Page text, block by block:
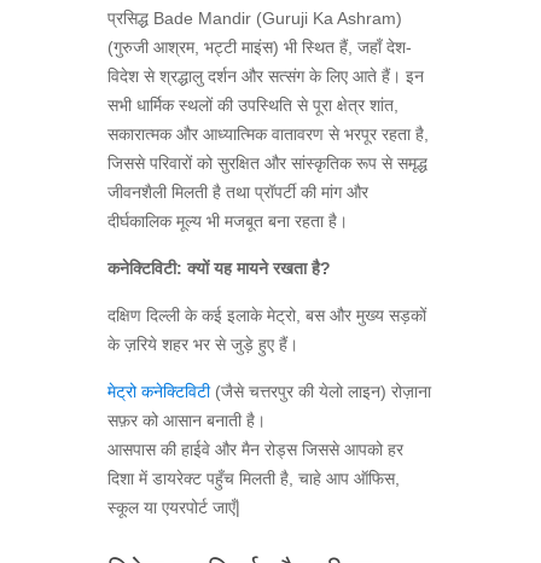
प्रसिद्ध Bade Mandir (Guruji Ka Ashram)
(गुरुजी आश्रम, भट्टी माइंस) भी स्थित हैं, जहाँ देश-
विदेश से श्रद्धालु दर्शन और सत्संग के लिए आते हैं। इन
सभी धार्मिक स्थलों की उपस्थिति से पूरा क्षेत्र शांत,
सकारात्मक और आध्यात्मिक वातावरण से भरपूर रहता है,
जिससे परिवारों को सुरक्षित और सांस्कृतिक रूप से समृद्ध
जीवनशैली मिलती है तथा प्रॉपर्टी की मांग और
दीर्घकालिक मूल्य भी मजबूत बना रहता है।
कनेक्टिविटी: क्यों यह मायने रखता है?
दक्षिण दिल्ली के कई इलाके मेट्रो, बस और मुख्य सड़कों
के ज़रिये शहर भर से जुड़े हुए हैं।
मेट्रो कनेक्टिविटी(जैसे चत्तरपुर की येलो लाइन) रोज़ाना
सफ़र को आसान बनाती है।
आसपास की हाईवे और मैन रोड्स जिससे आपको हर
दिशा में डायरेक्ट पहुँच मिलती है, चाहे आप ऑफिस,
स्कूल या एयरपोर्ट जाएँ|